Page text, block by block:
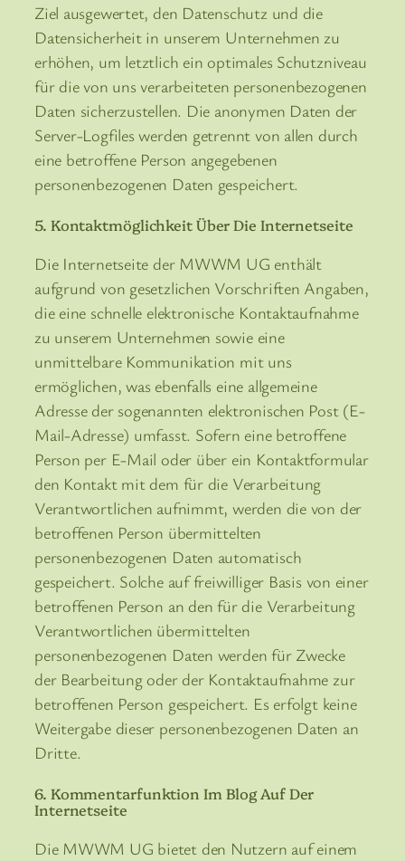
Ziel ausgewertet, den Datenschutz und die
Datensicherheit in unserem Unternehmen zu
erhöhen, um letztlich ein optimales Schutzniveau
für die von uns verarbeiteten personenbezogenen
Daten sicherzustellen. Die anonymen Daten der
Server-Logfiles werden getrennt von allen durch
eine betroffene Person angegebenen
personenbezogenen Daten gespeichert.
5. Kontaktmöglichkeit Über Die Internetseite
Die Internetseite der MWWM UG enthält
aufgrund von gesetzlichen Vorschriften Angaben,
die eine schnelle elektronische Kontaktaufnahme
zu unserem Unternehmen sowie eine
unmittelbare Kommunikation mit uns
ermöglichen, was ebenfalls eine allgemeine
Adresse der sogenannten elektronischen Post (E-
Mail-Adresse) umfasst. Sofern eine betroffene
Person per E-Mail oder über ein Kontaktformular
den Kontakt mit dem für die Verarbeitung
Verantwortlichen aufnimmt, werden die von der
betroffenen Person übermittelten
personenbezogenen Daten automatisch
gespeichert. Solche auf freiwilliger Basis von einer
betroffenen Person an den für die Verarbeitung
Verantwortlichen übermittelten
personenbezogenen Daten werden für Zwecke
der Bearbeitung oder der Kontaktaufnahme zur
betroffenen Person gespeichert. Es erfolgt keine
Weitergabe dieser personenbezogenen Daten an
Dritte.
6. Kommentarfunktion Im Blog Auf Der
Internetseite
Die MWWM UG bietet den Nutzern auf einem